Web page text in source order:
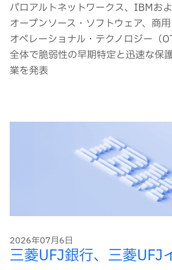
パロアルトネットワークス、IBMお
オープンソース・ソフトウェア、商用
オペレーショナル・テクノロジー（
全体で脆弱性の早期特定と迅速な保
業を発表
2026年07月6日
三菱UFJ銀行、三菱UFJ